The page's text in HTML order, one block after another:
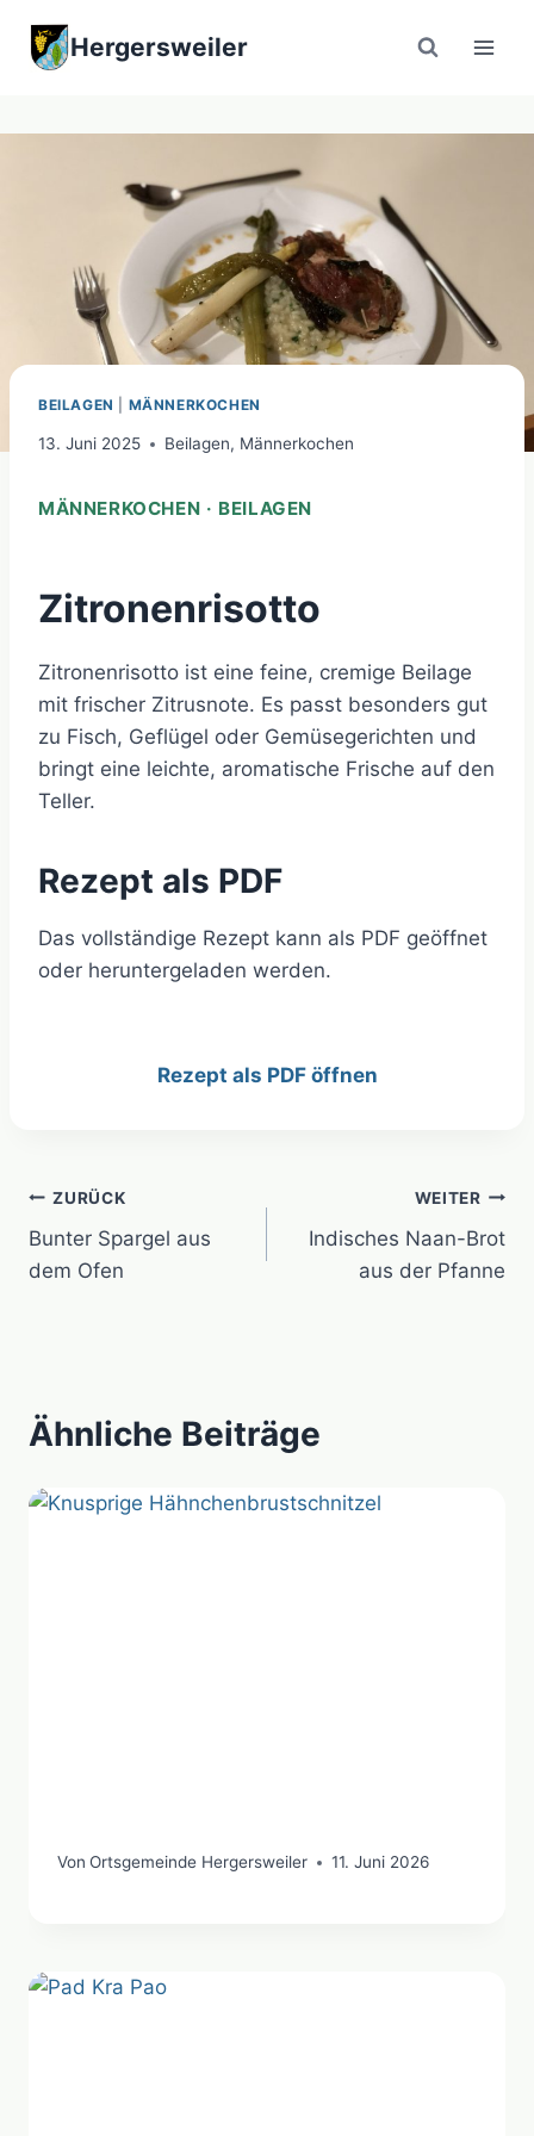
Inhalt
Hergersweiler
BEILAGEN MÄNNERKOCHEN
13. Juni 2025 Beilagen, Männerkochen
MÄNNERKOCHEN · BEILAGEN
Zitronenrisotto
Zitronenrisotto ist eine feine, cremige Beilage
mit frischer Zitrusnote. Es passt besonders gut
zu Fisch, Geflügel oder Gemüsegerichten und
bringt eine leichte, aromatische Frische auf den
Teller.
Rezept als PDF
Das vollständige Rezept kann als PDF geöffnet
oder heruntergeladen werden.
Rezept als PDF öffnen
Beitragsnavigation
ZURÜCK
Bunter Spargel aus
dem Ofen
WEITER
Indisches Naan-Brot
aus der Pfanne
Ähnliche Beiträge
Von Ortsgemeinde Hergersweiler 11. Juni 2026